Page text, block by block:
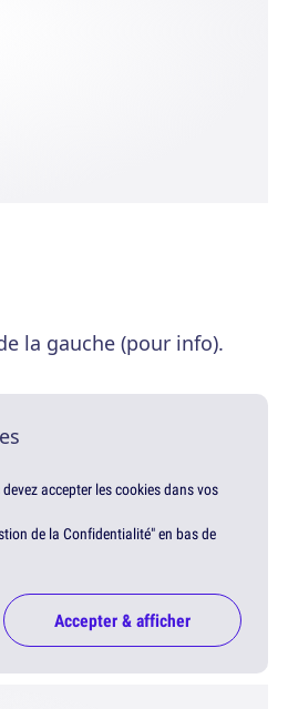
la gauche (pour info).
accepter les cookies dans vos
de la Confidentialité" en bas de
Accepter & afficher